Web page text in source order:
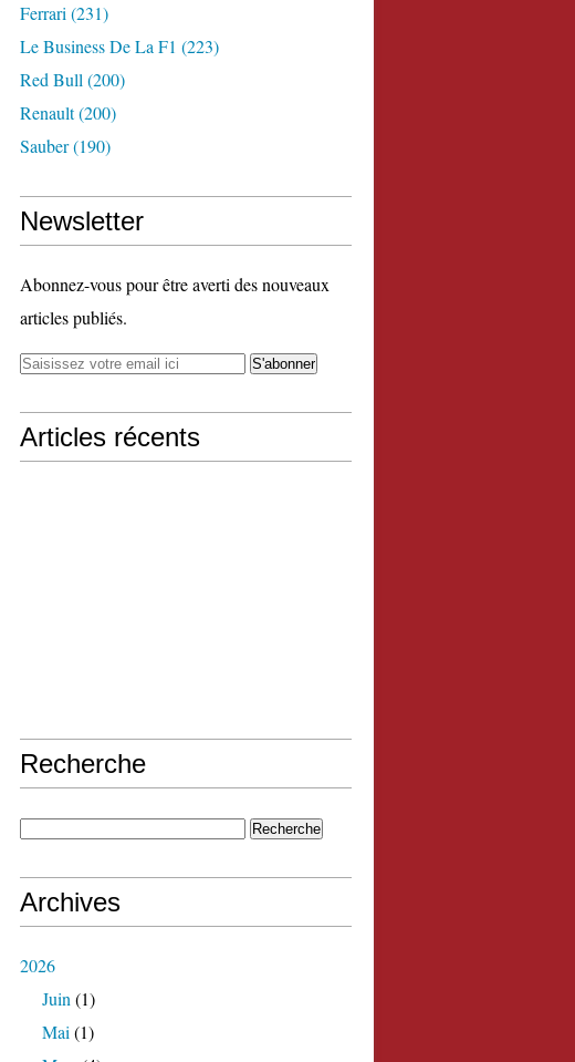
Ferrari (231)
Le Business De La F1 (223)
Red Bull (200)
Renault(200)
Sauber(190)
Newsletter
Abonnez-vous pour être averti des nouveaux
articles publiés.
Articles récents
Recherche
Archives
2026
Juin (1)
Mai (1)